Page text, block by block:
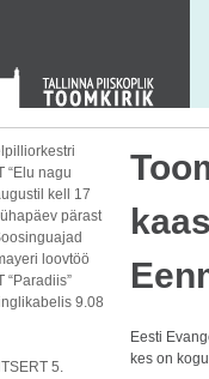
10130 TALLINN
@eelk.ee
“Elu nagu
kell 17
pärast
loovtöö
“Paradiis”
9.08
5.
Eesti
kes on